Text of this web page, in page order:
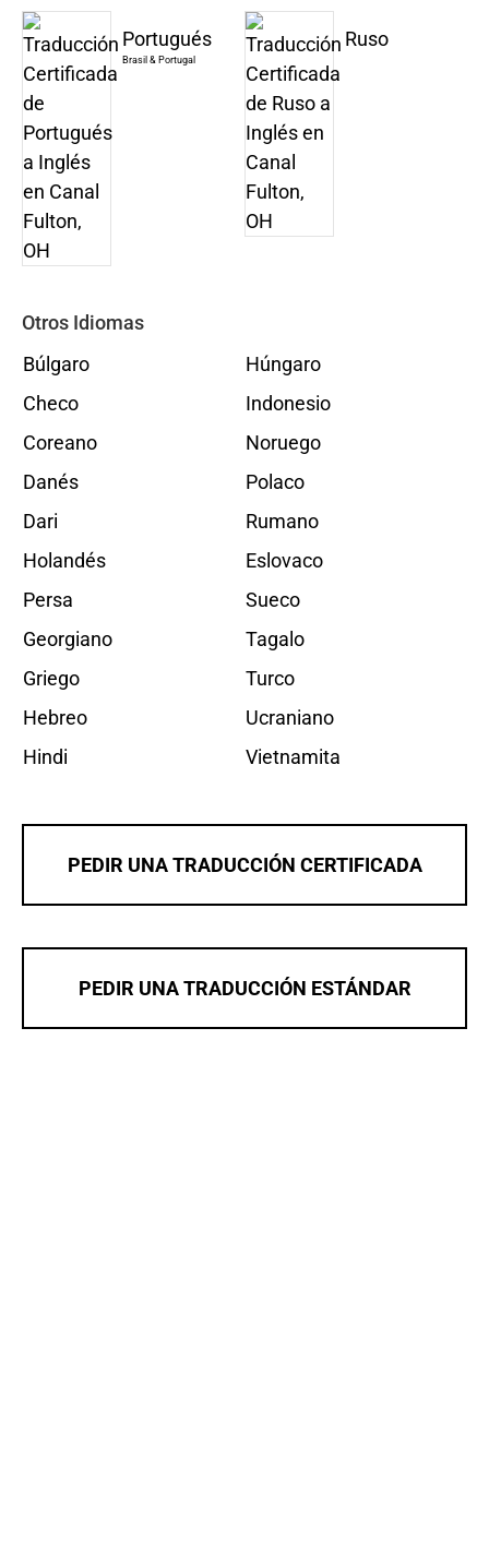
Portugués
Brasil & Portugal
Ruso
Otros Idiomas
Búlgaro
Checo
Coreano
Danés
Dari
Holandés
Persa
Georgiano
Griego
Hebreo
Hindi
Húngaro
Indonesio
Noruego
Polaco
Rumano
Eslovaco
Sueco
Tagalo
Turco
Ucraniano
Vietnamita
PEDIR UNA TRADUCCIÓN CERTIFICADA
PEDIR UNA TRADUCCIÓN ESTÁNDAR